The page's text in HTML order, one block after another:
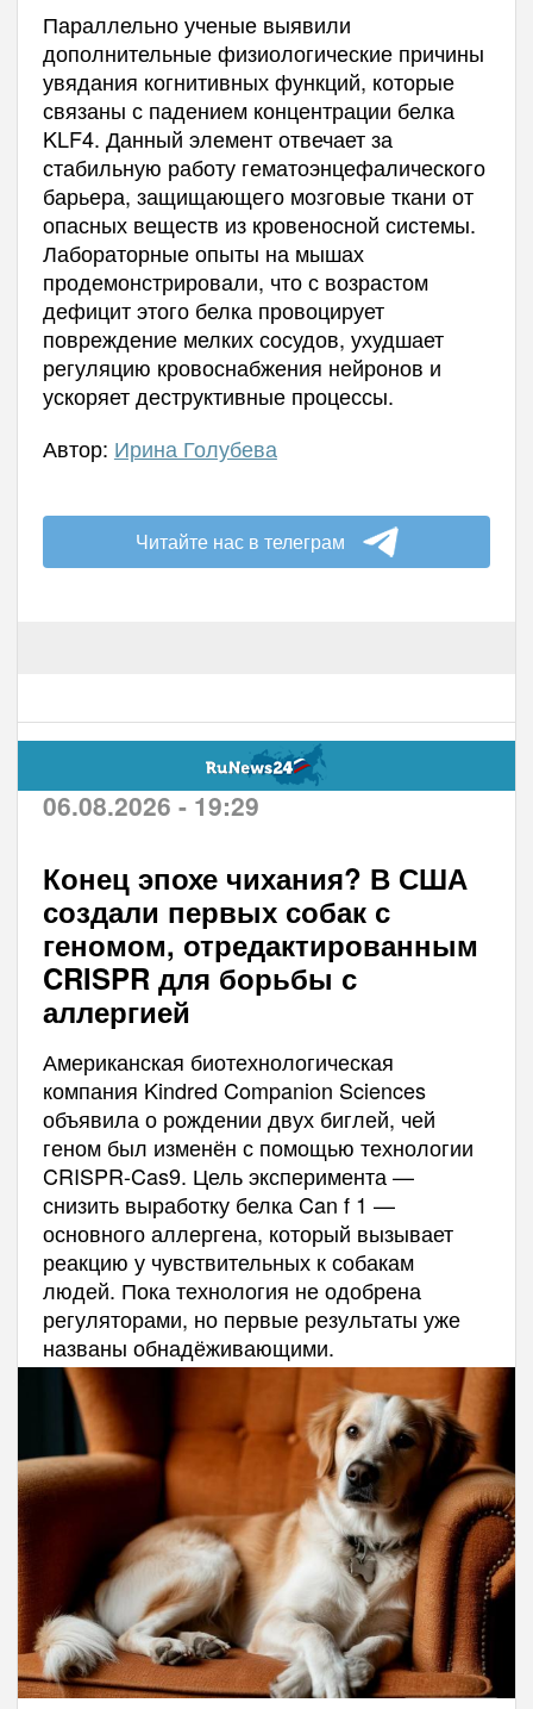
Параллельно ученые выявили
дополнительные физиологические причины
увядания когнитивных функций, которые
связаны с падением концентрации белка
KLF4. Данный элемент отвечает за
стабильную работу гематоэнцефалического
барьера, защищающего мозговые ткани от
опасных веществ из кровеносной системы.
Лабораторные опыты на мышах
продемонстрировали, что с возрастом
дефицит этого белка провоцирует
повреждение мелких сосудов, ухудшает
регуляцию кровоснабжения нейронов и
ускоряет деструктивные процессы.
Автор: Ирина Голубева
Читайте нас в телеграм
06.08.2026 - 19:29
Конец эпохе чихания? В США
создали первых собак с
геномом, отредактированным
CRISPR для борьбы с
аллергией
Американская биотехнологическая
компания Kindred Companion Sciences
объявила о рождении двух биглей, чей
геном был изменён с помощью технологии
CRISPR-Cas9. Цель эксперимента —
снизить выработку белка Can f 1 —
основного аллергена, который вызывает
реакцию у чувствительных к собакам
людей. Пока технология не одобрена
регуляторами, но первые результаты уже
названы обнадёживающими.